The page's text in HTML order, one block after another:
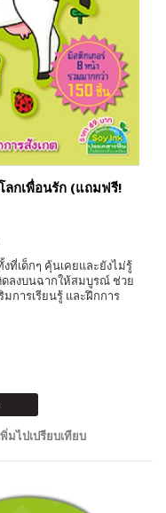
ลกเพื่อนรัก (แถมฟรี!
ที่เด็กๆ คุ้นเคยและยังไม่รู้
ดลงบนฉากให้สมบูรณ์ ช่วย
การเรียนรู้ และฝึกการ
พิ่มไปเปรียบเทียบ